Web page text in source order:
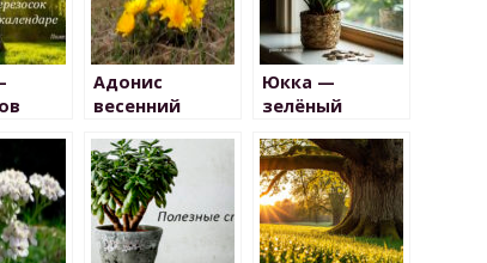
Адонис
весенний
Юкка —
зелёный
растение
может
привлечь
деньги и
счастье